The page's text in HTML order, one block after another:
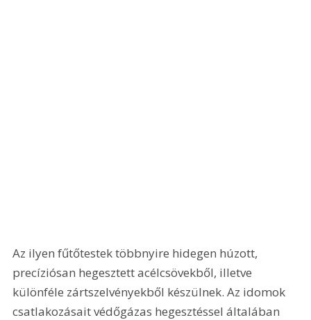
Az ilyen fűtőtestek többnyire hidegen húzott,
precíziósan hegesztett acélcsövekből, illetve
különféle zártszelvényekből készülnek. Az idomok
csatlakozásait védőgázas hegesztéssel általában